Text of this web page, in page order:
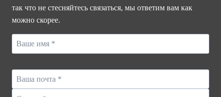
так что не стесняйтесь связаться, мы ответим вам как
можно скорее.